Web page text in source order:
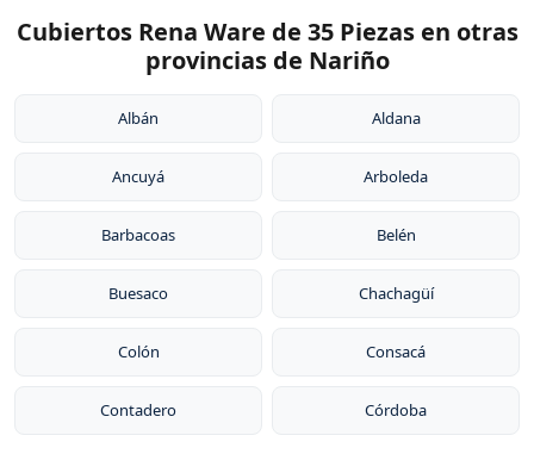
Cubiertos Rena Ware de 35 Piezas en otras
provincias de Nariño
Albán Aldana
Ancuyá Arboleda
Barbacoas Belén
Buesaco Chachagüí
Colón Consacá
Contadero Córdoba